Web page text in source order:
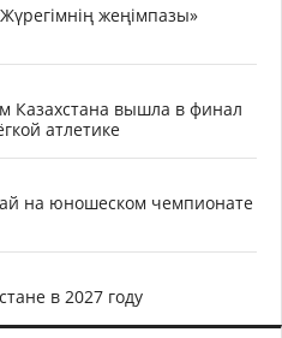
жеңімпазы»
Казахстана вышла в финал
атлетике
на юношеском чемпионате
в 2027 году